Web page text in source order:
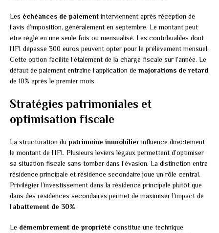
Les échéances de paiement interviennent après réception de
l’avis d’imposition, généralement en septembre. Le montant peut
être réglé en une seule fois ou mensualisé. Les contribuables dont
l’IFI dépasse 300 euros peuvent opter pour le prélèvement mensuel.
Cette option facilite l’étalement de la charge fiscale sur l’année. Le
défaut de paiement entraîne l’application de majorations de retard
de 10% après le premier mois.
Stratégies patrimoniales et
optimisation fiscale
La structuration du patrimoine immobilier influence directement
le montant de l’IFI. Plusieurs leviers légaux permettent d’optimiser
sa situation fiscale sans tomber dans l’évasion. La distinction entre
résidence principale et résidence secondaire joue un rôle central.
Privilégier l’investissement dans la résidence principale plutôt que
dans des résidences secondaires permet de maximiser l’impact de
l’abattement de 30%.
Le démembrement de propriété constitue une technique